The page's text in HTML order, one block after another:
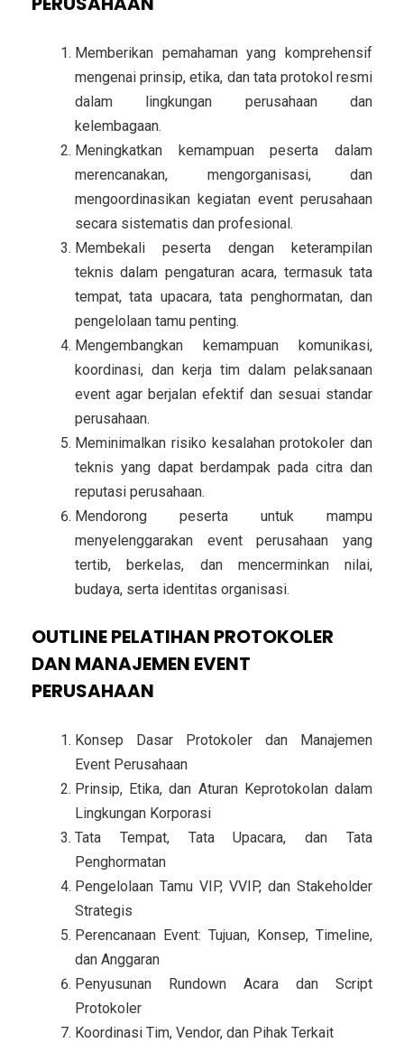
Memberikan pemahaman yang komprehensif
mengenai prinsip, etika, dan tata protokol resmi
dalam lingkungan perusahaan dan
kelembagaan.
Meningkatkan kemampuan peserta dalam
merencanakan, mengorganisasi, dan
mengoordinasikan kegiatan event perusahaan
secara sistematis dan profesional.
Membekali peserta dengan keterampilan
teknis dalam pengaturan acara, termasuk tata
tempat, tata upacara, tata penghormatan, dan
pengelolaan tamu penting.
Mengembangkan kemampuan komunikasi,
koordinasi, dan kerja tim dalam pelaksanaan
event agar berjalan efektif dan sesuai standar
perusahaan.
Meminimalkan risiko kesalahan protokoler dan
teknis yang dapat berdampak pada citra dan
reputasi perusahaan.
Mendorong peserta untuk mampu
menyelenggarakan event perusahaan yang
tertib, berkelas, dan mencerminkan nilai,
budaya, serta identitas organisasi.
OUTLINE PELATIHAN PROTOKOLER
DAN MANAJEMEN EVENT
PERUSAHAAN
Konsep Dasar Protokoler dan Manajemen
Event Perusahaan
Prinsip, Etika, dan Aturan Keprotokolan dalam
Lingkungan Korporasi
Tata Tempat, Tata Upacara, dan Tata
Penghormatan
Pengelolaan Tamu VIP, VVIP, dan Stakeholder
Strategis
Perencanaan Event: Tujuan, Konsep, Timeline,
dan Anggaran
Penyusunan Rundown Acara dan Script
Protokoler
Koordinasi Tim, Vendor, dan Pihak Terkait